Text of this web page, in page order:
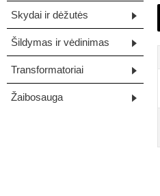
Skydai ir dėžutės
Šildymas ir vėdinimas
Transformatoriai
Žaibosauga